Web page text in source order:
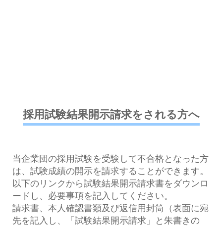
採用試験結果開示請求をされる方へ
当企業団の採用試験を受験して不合格となった方
は、試験成績の開示を請求することができます。
以下のリンクから試験結果開示請求書をダウンロ
ードし、必要事項を記入してください。
請求書、本人確認書類及び返信用封筒（表面に宛
先を記入し、「試験結果開示請求」と朱書きの